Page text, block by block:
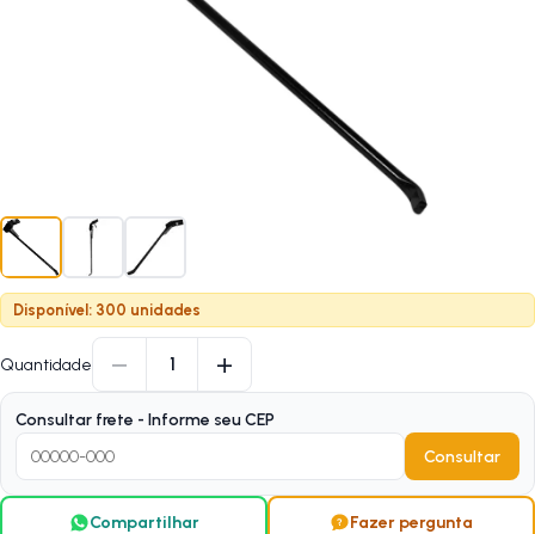
Disponível: 300 unidades
Quantidade − 1 +
Consultar frete - Informe seu CEP
Consultar
Compartilhar Fazer pergunta